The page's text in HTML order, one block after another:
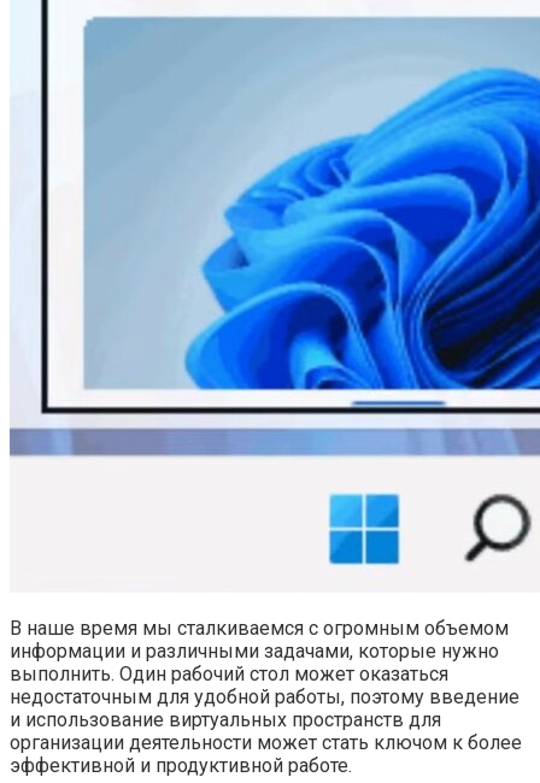
В наше время мы сталкиваемся с огромным объемом
информации и различными задачами, которые нужно
выполнить. Один рабочий стол может оказаться
недостаточным для удобной работы, поэтому введение
и использование виртуальных пространств для
организации деятельности может стать ключом к более
эффективной и продуктивной работе.